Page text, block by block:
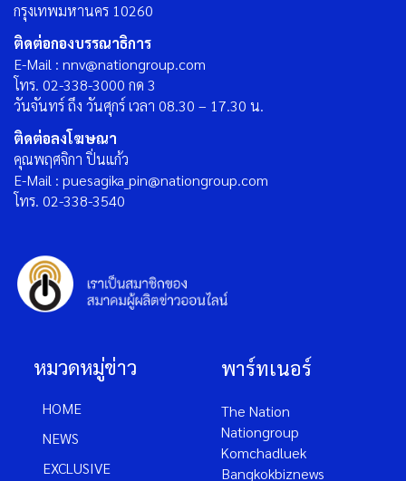
กรุงเทพมหานคร 10260
ติดต่อกองบรรณาธิการ
E-Mail : nnv@nationgroup.com
โทร. 02-338-3000 กด 3
วันจันทร์ ถึง วันศุกร์ เวลา 08.30 – 17.30 น.
ติดต่อลงโฆษณา
คุณพฤศจิกา ปิ่นแก้ว
E-Mail : puesagika_pin@nationgroup.com
โทร. 02-338-3540
หมวดหมู่ข่าว
HOME
NEWS
EXCLUSIVE
พาร์ทเนอร์
The Nation
Nationgroup
Komchadluek
Bangkokbiznews